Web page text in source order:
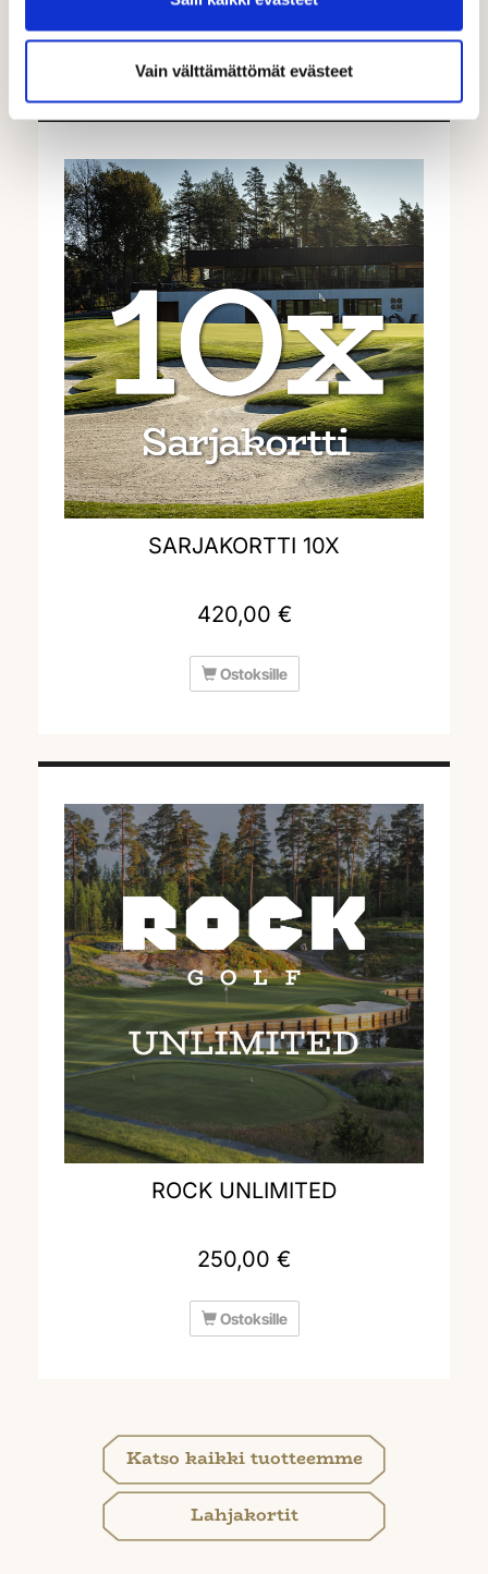
Vain välttämättömät evästeet
Ostoksille
SARJAKORTTI 10X
420,00 €
Ostoksille
ROCK UNLIMITED
250,00 €
Ostoksille
Katso kaikki tuotteemme
Lahjakortit